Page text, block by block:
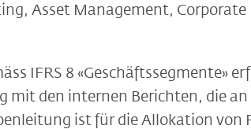
Asset Management,
IFRS 8 «Geschäftssegmente»
mit den internen Berichten, die
ist für die Allokation von